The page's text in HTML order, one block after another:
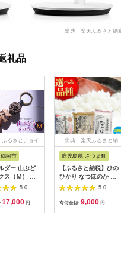
出典：楽天ふるさと納
礼品
ふるさとチョイ
岡市
ダー 山ぶど
ス（Ｍ） 山
市 アトリエ
山葡萄 雑貨
ダー ギフト
5.0
17,000 円
出典：楽天ふるさと納
鹿児島県 さつま町
【ふるさと納税】ひの
ひかり なつほのか あ
きほなみ 選べる 品種
定期便 米 2kg
5kg《出荷時期をお選
5.0
寄付金額: 9,000 円